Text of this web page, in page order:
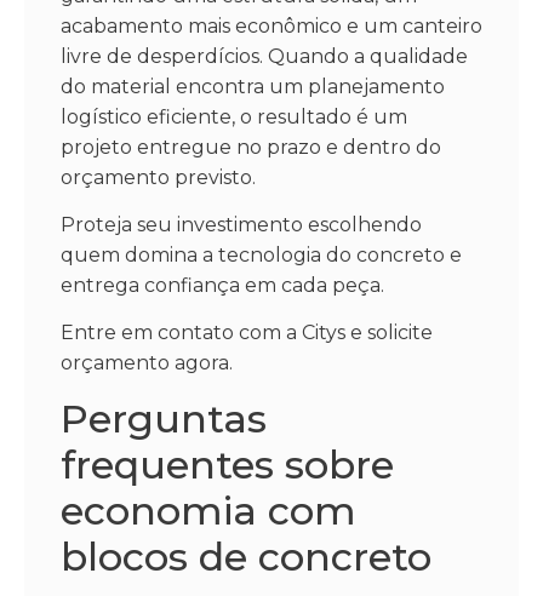
acabamento mais econômico e um canteiro
livre de desperdícios. Quando a qualidade
do material encontra um planejamento
logístico eficiente, o resultado é um
projeto entregue no prazo e dentro do
orçamento previsto.
Proteja seu investimento escolhendo
quem domina a tecnologia do concreto e
entrega confiança em cada peça.
Entre em contato com a Citys e solicite
orçamento agora.
Perguntas
frequentes sobre
economia com
blocos de concreto